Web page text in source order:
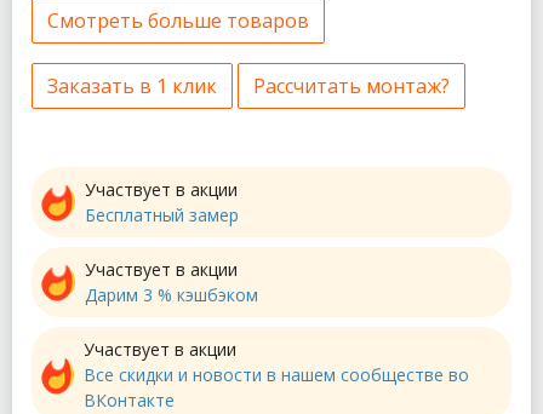
Смотреть больше товаров
Заказать в 1 клик Рассчитать монтаж?
Участвует в акции
Бесплатный замер
Участвует в акции
Дарим 3 % кэшбэком
Участвует в акции
Все скидки и новости в нашем сообществе во
ВКонтакте